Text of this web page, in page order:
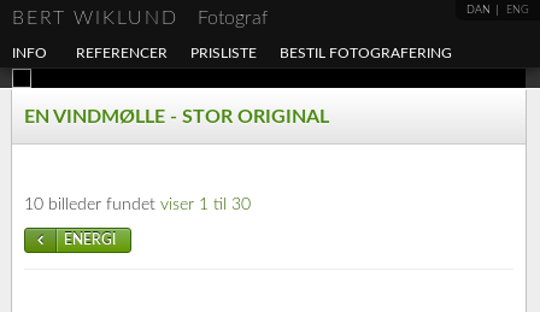
DAN ENG
BERT WIKLUND Fotograf
INFO REFERENCER PRISLISTE BESTIL FOTOGRAFERING
EN VINDMØLLE - STOR ORIGINAL
10 billeder fundet viser 1 til 30
ENERGI